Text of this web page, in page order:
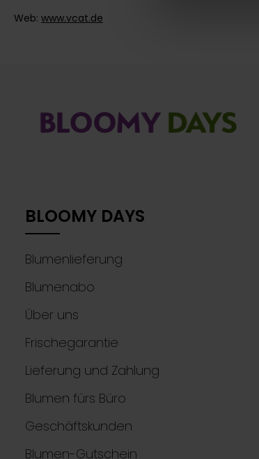
Web: www.vcat.de
BLOOMY DAYS
Blumenlieferung
Blumenabo
Über uns
Frischegarantie
Lieferung und Zahlung
Blumen fürs Büro
Geschäftskunden
Blumen-Gutschein